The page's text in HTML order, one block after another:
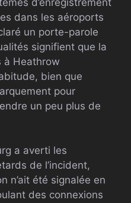
dans les aéroports
un porte-parole
signifient que la
à Heathrow
bien que
pour
un peu plus de
a averti les
de l’incident,
n’ait été signalée en
des connexions